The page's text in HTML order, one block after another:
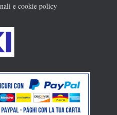
e cookie policy